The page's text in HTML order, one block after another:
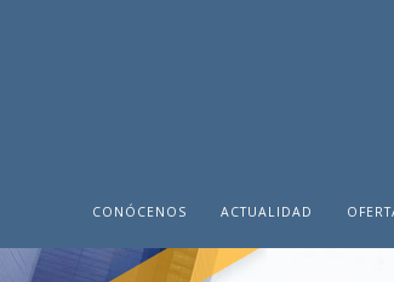
CONÓCENOS ACTUALIDAD